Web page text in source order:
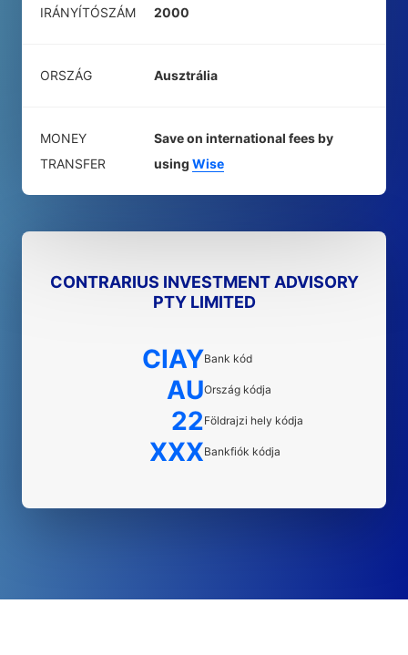
IRÁNYÍTÓSZÁM 2000
ORSZÁG Ausztrália
MONEY
TRANSFER
Save on international fees by
using Wise
CONTRARIUS INVESTMENT ADVISORY
PTY LIMITED
CIAYBank kód
AUOrszág kódja
22Földrajzi hely kódja
XXXBankfiók kódja